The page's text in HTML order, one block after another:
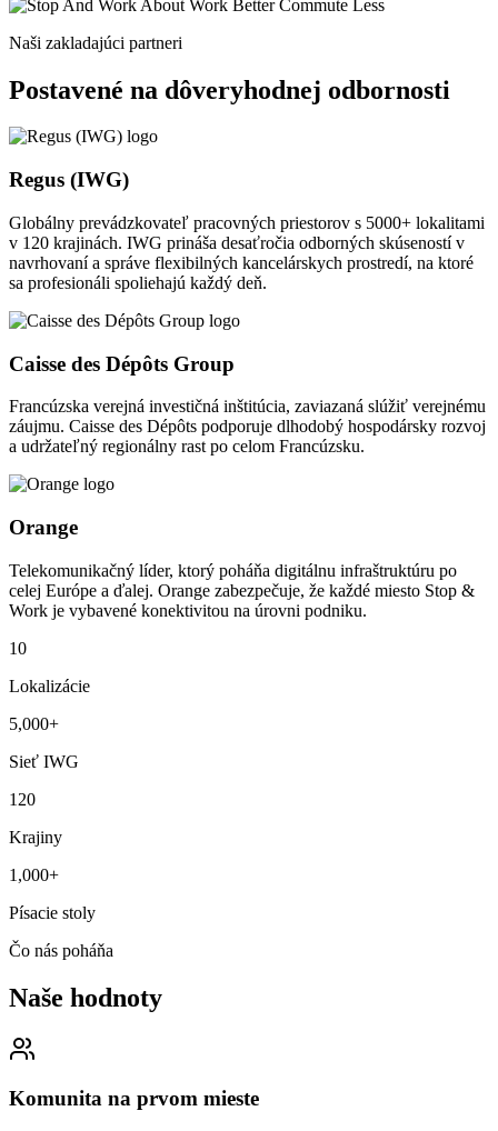
Naši zakladajúci partneri
Postavené na dôveryhodnej odbornosti
Regus (IWG)
Globálny prevádzkovateľ pracovných priestorov s 5000+ lokalitami
v 120 krajinách. IWG prináša desaťročia odborných skúseností v
navrhovaní a správe flexibilných kancelárskych prostredí, na ktoré
sa profesionáli spoliehajú každý deň.
Caisse des Dépôts Group
Francúzska verejná investičná inštitúcia, zaviazaná slúžiť verejnému
záujmu. Caisse des Dépôts podporuje dlhodobý hospodársky rozvoj
a udržateľný regionálny rast po celom Francúzsku.
Orange
Telekomunikačný líder, ktorý poháňa digitálnu infraštruktúru po
celej Európe a ďalej. Orange zabezpečuje, že každé miesto Stop &
Work je vybavené konektivitou na úrovni podniku.
10
Lokalizácie
5,000+
Sieť IWG
120
Krajiny
1,000+
Písacie stoly
Čo nás poháňa
Naše hodnoty
Komunita na prvom mieste